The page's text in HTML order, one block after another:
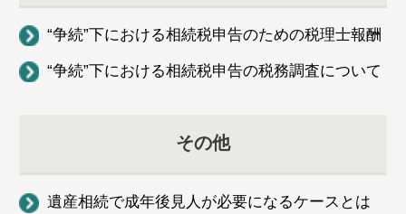
“争続”下における相続税申告のための税理士報酬
“争続”下における相続税申告の税務調査について
その他
遺産相続で成年後見人が必要になるケースとは